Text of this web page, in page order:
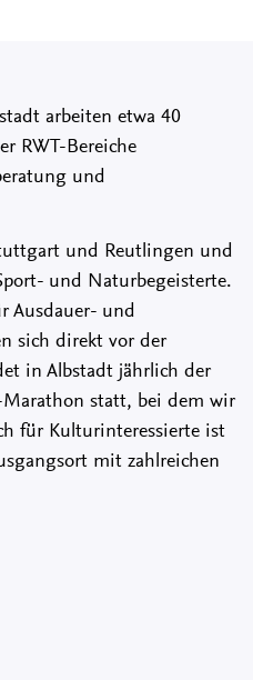
arbeiten etwa 40
RWT-Bereiche
und
und Reutlingen und
und Naturbegeisterte.
Ausdauer- und
sich direkt vor der
in Albstadt jährlich der
statt, bei dem wir
für Kulturinteressierte ist
mit zahlreichen